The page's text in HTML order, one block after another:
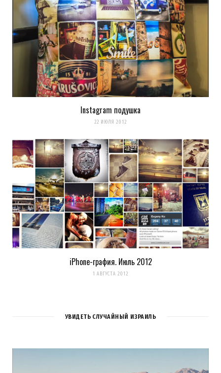
Instagram подушка
22 ИЮЛЯ 2012
iPhone-графия. Июль 2012
1 АВГУСТА 2012
УВИДЕТЬ СЛУЧАЙНЫЙ ИЗРАИЛЬ